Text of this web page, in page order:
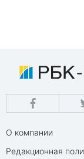
О компании
Редакционная